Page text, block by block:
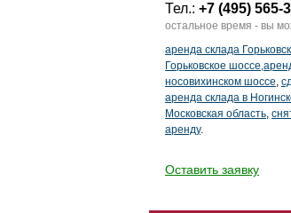
Тел.: +7 (495) 565-
остальное время - вы
аренда склада
Горьковское
носовихинском шоссе,
аренда склада в
Московская область,
аренду.
Оставить заявку